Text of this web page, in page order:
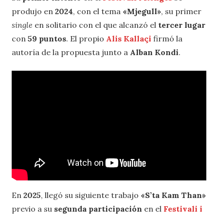
produjo en 2024, con el tema «Mjegull», su primer
single en solitario con el que alcanzó el tercer lugar
con 59 puntos. El propio Alis Kallaçi firmó la
autoría de la propuesta junto a Alban Kondi.
En 2025, llegó su siguiente trabajo «S’ta Kam Than»
previo a su segunda participación en el Festivali i